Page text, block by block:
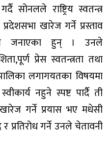
सोनलले राष्ट्रिय स्वतन्त्र
खारेज गर्ने प्रस्ताव
जनाएका हुन् । उनले
प्रेस स्वतन्त्रता तथा
लगागयतका विषयमा
नहुने स्पष्ट पार्दै ती
गर्ने प्रयास भए मधेसी
प्रतिरोध गर्ने उनले चेतावनी